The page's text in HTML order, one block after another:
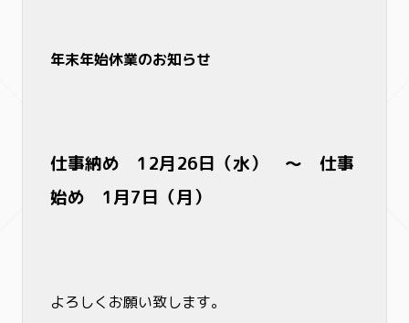
年末年始休業のお知らせ
仕事納め 12月26日（水） ～ 仕事
始め 1月7日（月）
よろしくお願い致します。